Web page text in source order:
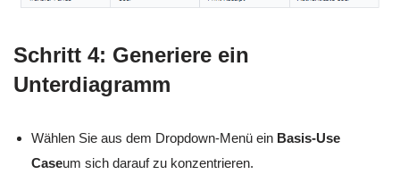
Schritt 4: Generiere ein
Unterdiagramm
Wählen Sie aus dem Dropdown-Menü ein Basis-Use
Caseum sich darauf zu konzentrieren.